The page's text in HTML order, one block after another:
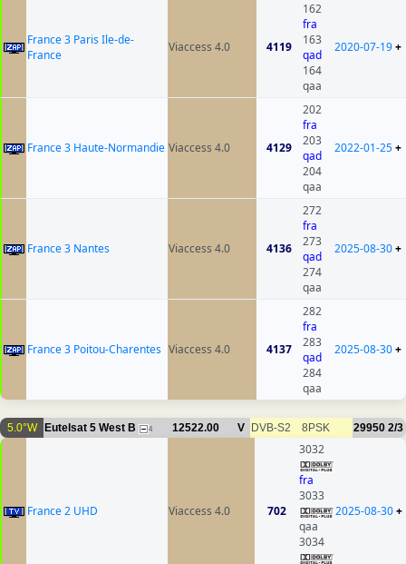
France 3 Paris Ile-de-
France
Viaccess 4.0 4119
162
fra
163
qad
164
qaa
2020-07-19+
France 3 Haute-Normandie Viaccess 4.0 4129
202
fra
203
qad
204
qaa
2022-01-25+
France 3 Nantes Viaccess 4.0 4136
272
fra
273
qad
274
qaa
2025-08-30+
France 3 Poitou-Charentes Viaccess 4.0 4137
282
fra
283
qad
284
qaa
2025-08-30+
5.0°W Eutelsat 5 West B 4 12522.00 V DVB-S2 8PSK 29950 2/3
France 2 UHD Viaccess 4.0 702
3032
fra
3033
qaa
3034
2025-08-30+